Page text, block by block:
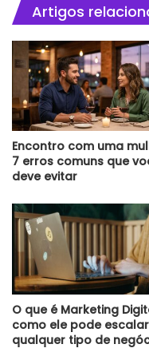
Artigos
Encontro com uma
7 erros comuns que
deve evitar
O que é Marketing
como ele pode escalar
qualquer tipo de